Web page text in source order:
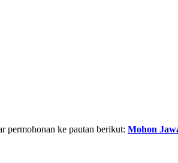
permohonan ke pautan berikut: Mohon